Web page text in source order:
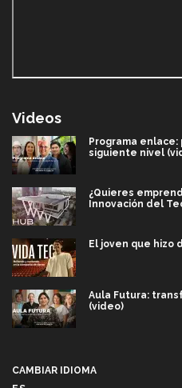
Videos
Programa
siguiente nivel
¿Quieres
Innovación del
El joven que hizo
Aula Futura:
(video)
CAMBIAR IDIOMA